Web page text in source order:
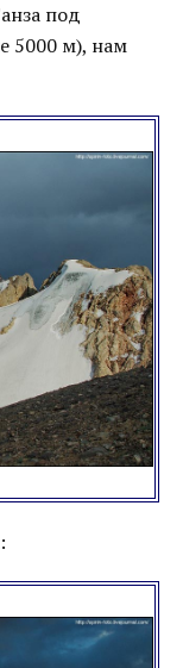
под
5000 м), нам